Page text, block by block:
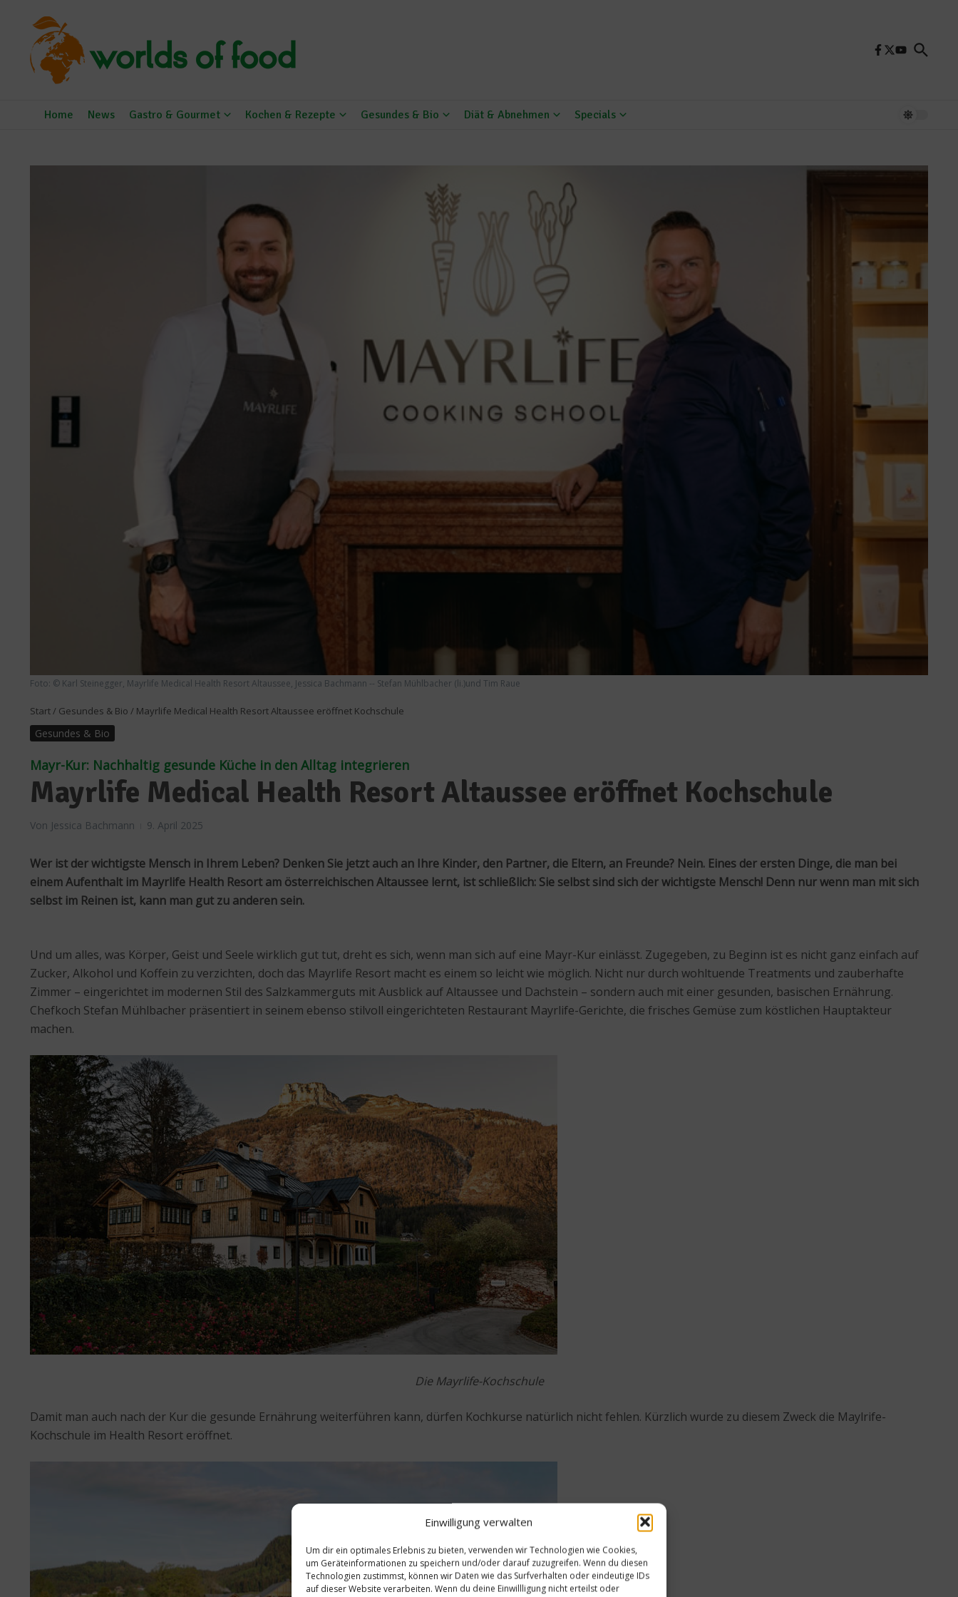
Einwilligung verwalten
Um dir ein optimales Erlebnis zu bieten, verwenden wir Technologien wie Cookies,
um Geräteinformationen zu speichern und/oder darauf zuzugreifen. Wenn du diesen
Technologien zustimmst, können wir Daten wie das Surfverhalten oder eindeutige IDs
auf dieser Website verarbeiten. Wenn du deine Einwillligung nicht erteilst oder
Home News Gastro & Gourmet Kochen & Rezepte Gesundes & Bio Diät & Abnehmen Specials
Foto: © Karl Steinegger, Mayrlife Medical Health Resort Altaussee, Jessica Bachmann -- Stefan Mühlbacher (li.)und Tim Raue
Start/ Gesundes & Bio / Mayrlife Medical Health Resort Altaussee eröffnet Kochschule
Gesundes & Bio
Mayr-Kur: Nachhaltig gesunde Küche in den Alltag integrieren
Mayrlife Medical Health Resort Altaussee eröffnet Kochschule
Von Jessica Bachmann 9. April 2025
Wer ist der wichtigste Mensch in Ihrem Leben? Denken Sie jetzt auch an Ihre Kinder, den Partner, die Eltern, an Freunde? Nein. Eines der ersten Dinge, die man bei
einem Aufenthalt im Mayrlife Health Resort am österreichischen Altaussee lernt, ist schließlich: Sie selbst sind sich der wichtigste Mensch! Denn nur wenn man mit sich
selbst im Reinen ist, kann man gut zu anderen sein.
Und um alles, was Körper, Geist und Seele wirklich gut tut, dreht es sich, wenn man sich auf eine Mayr-Kur einlässt. Zugegeben, zu Beginn ist es nicht ganz einfach auf
Zucker, Alkohol und Koffein zu verzichten, doch das Mayrlife Resort macht es einem so leicht wie möglich. Nicht nur durch wohltuende Treatments und zauberhafte
Zimmer – eingerichtet im modernen Stil des Salzkammerguts mit Ausblick auf Altaussee und Dachstein – sondern auch mit einer gesunden, basischen Ernährung.
Chefkoch Stefan Mühlbacher präsentiert in seinem ebenso stilvoll eingerichteten Restaurant Mayrlife-Gerichte, die frisches Gemüse zum köstlichen Hauptakteur
machen.
Die Mayrlife-Kochschule
Damit man auch nach der Kur die gesunde Ernährung weiterführen kann, dürfen Kochkurse natürlich nicht fehlen. Kürzlich wurde zu diesem Zweck die Maylrife-
Kochschule im Health Resort eröffnet.